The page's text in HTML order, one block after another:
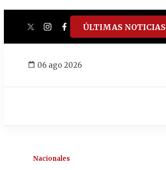
twitterinstagram
facebook
tiktokyoutube
spotify
ÚLTIMAS NOTICIAS
06 ago 2026
Nacionales